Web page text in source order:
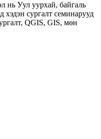
нь Уул уурхай, байгаль
хэдэн сургалт семинарууд
QGIS, GIS, мөн